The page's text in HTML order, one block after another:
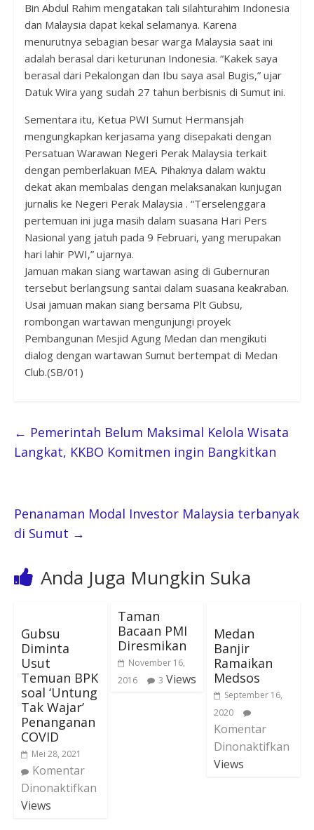
Bin Abdul Rahim mengatakan tali silahturahim Indonesia
dan Malaysia dapat kekal selamanya. Karena
menurutnya sebagian besar warga Malaysia saat ini
adalah berasal dari keturunan Indonesia. “Kakek saya
berasal dari Pekalongan dan Ibu saya asal Bugis,” ujar
Datuk Wira yang sudah 27 tahun berbisnis di Sumut ini.
Sementara itu, Ketua PWI Sumut Hermansjah
mengungkapkan kerjasama yang disepakati dengan
Persatuan Warawan Negeri Perak Malaysia terkait
dengan pemberlakuan MEA. Pihaknya dalam waktu
dekat akan membalas dengan melaksanakan kunjugan
jurnalis ke Negeri Perak Malaysia . “Terselenggara
pertemuan ini juga masih dalam suasana Hari Pers
Nasional yang jatuh pada 9 Februari, yang merupakan
hari lahir PWI,” ujarnya.
Jamuan makan siang wartawan asing di Gubernuran
tersebut berlangsung santai dalam suasana keakraban.
Usai jamuan makan siang bersama Plt Gubsu,
rombongan wartawan mengunjungi proyek
Pembangunan Mesjid Agung Medan dan mengikuti
dialog dengan wartawan Sumut bertempat di Medan
Club.(SB/01)
← Pemerintah Belum Maksimal Kelola Wisata
Langkat, KKBO Komitmen ingin Bangkitkan
Penanaman Modal Investor Malaysia terbanyak
di Sumut →
Anda Juga Mungkin Suka
Gubsu
Diminta
Usut
Temuan BPK
soal ‘Untung
Tak Wajar’
Penanganan
COVID
Mei 28, 2021
Komentar
Dinonaktifkan
Views
Taman
Bacaan PMI
Diresmikan
November 16,
2016
3 Views
Medan
Banjir
Ramaikan
Medsos
September 16,
2020
Komentar
Dinonaktifkan
Views